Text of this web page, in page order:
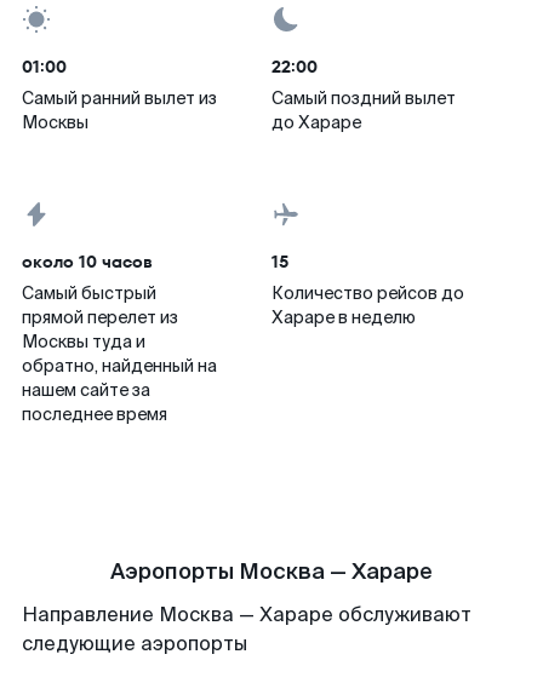
01:00
Самый ранний вылет из
Москвы
22:00
Самый поздний вылет
до Хараре
около 10 часов
Самый быстрый
прямой перелет из
Москвы туда и
обратно, найденный на
нашем сайте за
последнее время
15
Количество рейсов до
Хараре в неделю
Аэропорты Москва — Хараре
Направление Москва — Хараре обслуживают
следующие аэропорты